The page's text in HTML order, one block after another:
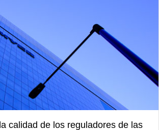
calidad de los reguladores de las